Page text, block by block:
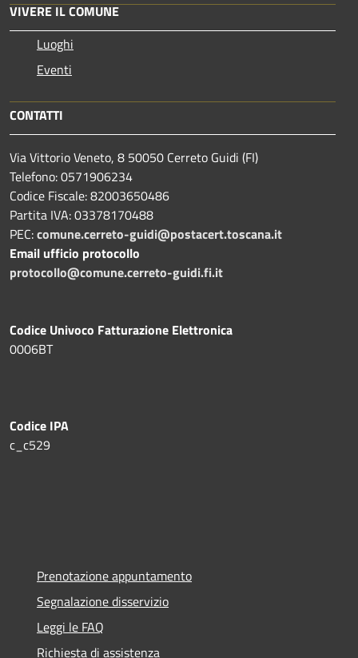
VIVERE IL COMUNE
Luoghi
Eventi
CONTATTI
Via Vittorio Veneto, 8 50050 Cerreto Guidi (FI)
Telefono: 0571906234
Codice Fiscale: 82003650486
Partita IVA: 03378170488
PEC:comune.cerreto-guidi@postacert.toscana.it
Email ufficio protocollo
protocollo@comune.cerreto-guidi.fi.it
Codice Univoco Fatturazione Elettronica
0006BT
Codice IPA
c_c529
Prenotazione appuntamento
Segnalazione disservizio
Leggi le FAQ
Richiesta di assistenza